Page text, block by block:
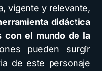
vigente y relevante,
didáctica
con el mundo de la
pueden surgir
de este personaje